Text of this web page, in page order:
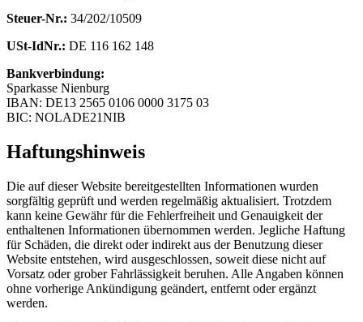
Steuer-Nr.: 34/202/10509
USt-IdNr.: DE 116 162 148
Bankverbindung:
Sparkasse Nienburg
IBAN: DE13 2565 0106 0000 3175 03
BIC: NOLADE21NIB
Haftungshinweis
Die auf dieser Website bereitgestellten Informationen wurden
sorgfältig geprüft und werden regelmäßig aktualisiert. Trotzdem
kann keine Gewähr für die Fehlerfreiheit und Genauigkeit der
enthaltenen Informationen übernommen werden. Jegliche Haftung
für Schäden, die direkt oder indirekt aus der Benutzung dieser
Website entstehen, wird ausgeschlossen, soweit diese nicht auf
Vorsatz oder grober Fahrlässigkeit beruhen. Alle Angaben können
ohne vorherige Ankündigung geändert, entfernt oder ergänzt
werden.